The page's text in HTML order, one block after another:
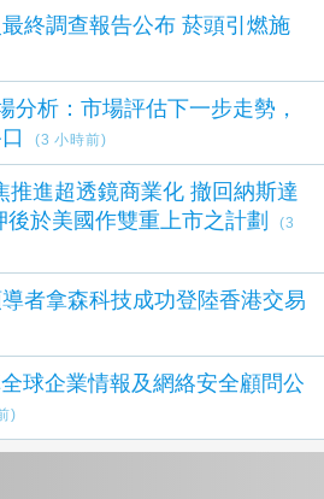
查報告公布 菸頭引燃施
分析：市場評估下一步走勢，
(3 小時前)
透鏡商業化 撤回納斯達
後於美國作雙重上市之計劃
(3
者拿森科技成功登陸香港交易
球企業情報及網絡安全顧問公
)